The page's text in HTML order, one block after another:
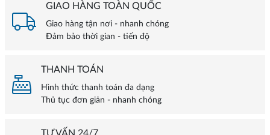
GIAO HÀNG TOÀN QUỐC
Giao hàng tận nơi - nhanh chóng
Đảm bảo thời gian - tiến độ
THANH TOÁN
Hình thức thanh toán đa dạng
Thủ tục đơn giản - nhanh chóng